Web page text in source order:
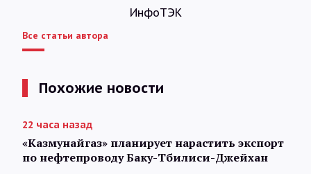
ИнфоТЭК
Все статьи автора
Похожие новости
22 часа назад
«Казмунайгаз» планирует нарастить экспорт
по нефтепроводу Баку-Тбилиси-Джейхан